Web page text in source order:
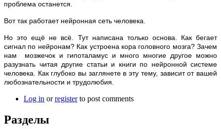
проблема останется.
Вот так работает нейронная сеть человека.
Но это ещё не всё. Тут написана только основа. Как бегает
сигнал по нейронам? Как устроена кора головного мозга? Зачем
нам мозжечок и гипоталамус и много многие другое можно
разузнать читая другие статьи и книги по нейронной системе
человека. Как глубоко вы заглянете в эту тему, зависит от вашей
любознательности и трудолюбия.
Log in orregisterto post comments
Разделы